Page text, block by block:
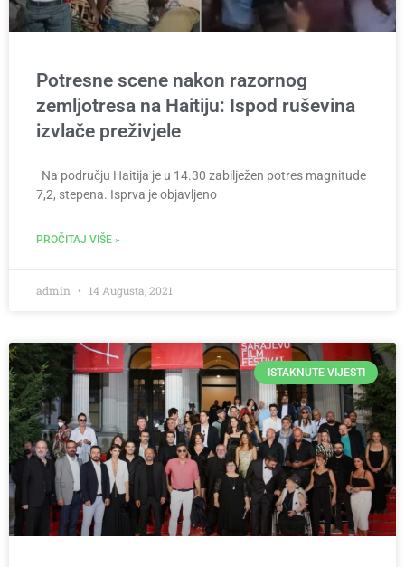
Potresne scene nakon razornog
zemljotresa na Haitiju: Ispod ruševina
izvlače preživjele
Na području Haitija je u 14.30 zabilježen potres magnitude
7,2, stepena. Isprva je objavljeno
PROČITAJ VIŠE »
admin 14 Augusta, 2021
ISTAKNUTE VIJESTI